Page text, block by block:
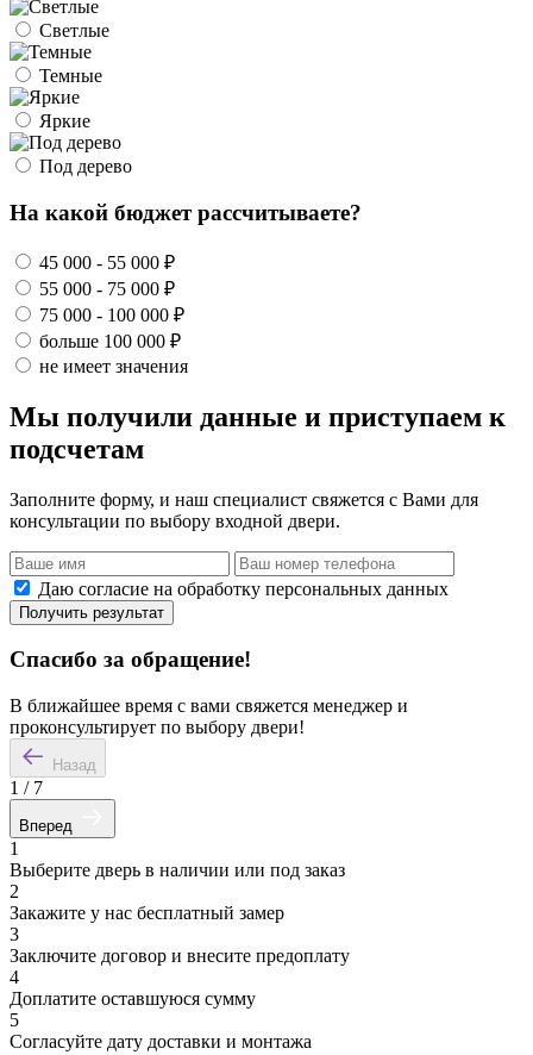
Светлые
Темные
Яркие
Под дерево
На какой бюджет рассчитываете?
45 000 - 55 000 ₽
55 000 - 75 000 ₽
75 000 - 100 000 ₽
больше 100 000 ₽
не имеет значения
Мы получили данные и приступаем к
подсчетам
Заполните форму, и наш специалист свяжется с Вами для
консультации по выбору входной двери.
Даю согласие на обработку персональных данных
Получить результат
Спасибо за обращение!
В ближайшее время с вами свяжется менеджер и
проконсультирует по выбору двери!
Назад
1 / 7
Вперед
1
Выберите дверь в наличии или под заказ
2
Закажите у нас бесплатный замер
3
Заключите договор и внесите предоплату
4
Доплатите оставшуюся сумму
5
Согласуйте дату доставки и монтажа